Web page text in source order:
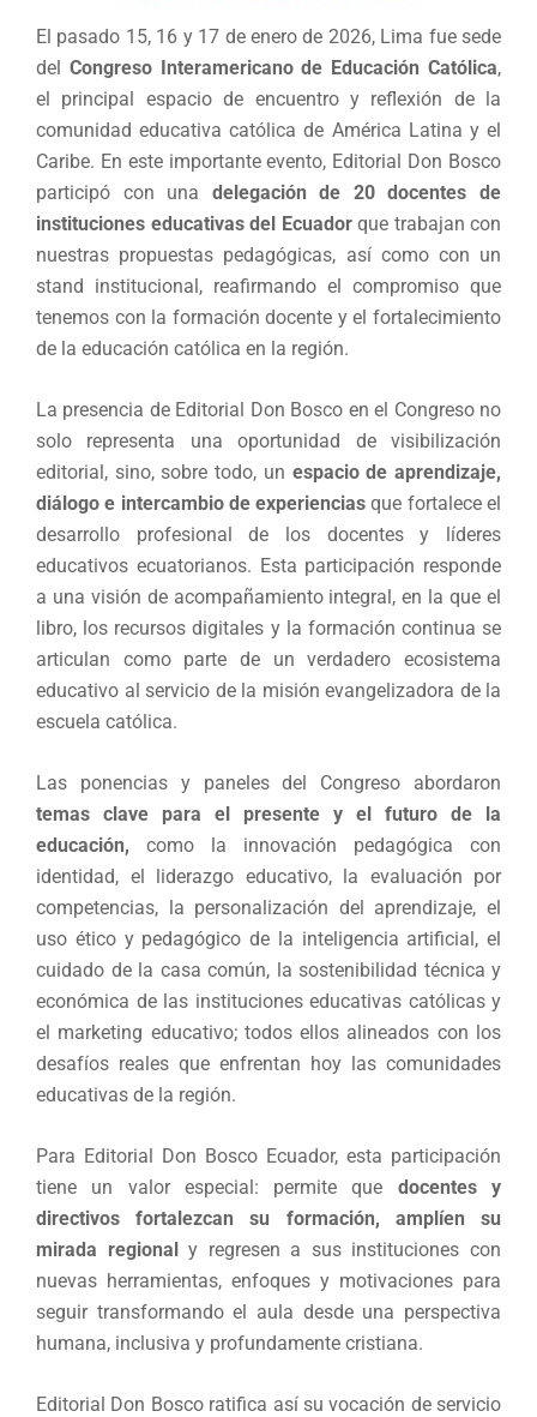
El pasado 15, 16 y 17 de enero de 2026, Lima fue sede
del Congreso Interamericano de Educación Católica,
el principal espacio de encuentro y reflexión de la
comunidad educativa católica de América Latina y el
Caribe. En este importante evento, Editorial Don Bosco
participó con una delegación de 20 docentes de
instituciones educativas del Ecuadorque trabajan con
nuestras propuestas pedagógicas, así como con un
stand institucional, reafirmando el compromiso que
tenemos con la formación docente y el fortalecimiento
de la educación católica en la región.
La presencia de Editorial Don Bosco en el Congreso no
solo representa una oportunidad de visibilización
editorial, sino, sobre todo, un espacio de aprendizaje,
diálogo e intercambio de experiencias que fortalece el
desarrollo profesional de los docentes y líderes
educativos ecuatorianos. Esta participación responde
a una visión de acompañamiento integral, en la que el
libro, los recursos digitales y la formación continua se
articulan como parte de un verdadero ecosistema
educativo al servicio de la misión evangelizadora de la
escuela católica.
Las ponencias y paneles del Congreso abordaron
temas clave para el presente y el futuro de la
educación, como la innovación pedagógica con
identidad, el liderazgo educativo, la evaluación por
competencias, la personalización del aprendizaje, el
uso ético y pedagógico de la inteligencia artificial, el
cuidado de la casa común, la sostenibilidad técnica y
económica de las instituciones educativas católicas y
el marketing educativo; todos ellos alineados con los
desafíos reales que enfrentan hoy las comunidades
educativas de la región.
Para Editorial Don Bosco Ecuador, esta participación
tiene un valor especial: permite que docentes y
directivos fortalezcan su formación, amplíen su
mirada regionaly regresen a sus instituciones con
nuevas herramientas, enfoques y motivaciones para
seguir transformando el aula desde una perspectiva
humana, inclusiva y profundamente cristiana.
Editorial Don Bosco ratifica así su vocación de servicio